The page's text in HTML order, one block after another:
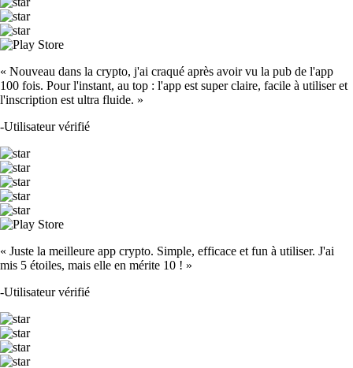
« Nouveau dans la crypto, j'ai craqué après avoir vu la pub de l'app
100 fois. Pour l'instant, au top : l'app est super claire, facile à utiliser et
l'inscription est ultra fluide. »
-Utilisateur vérifié
« Juste la meilleure app crypto. Simple, efficace et fun à utiliser. J'ai
mis 5 étoiles, mais elle en mérite 10 ! »
-Utilisateur vérifié